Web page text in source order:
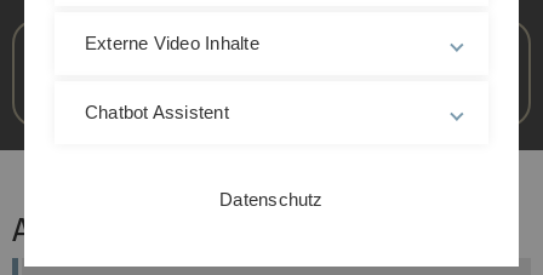
Aktuelle Meldungen
Externe Video Inhalte
Chatbot Assistent
Datenschutz